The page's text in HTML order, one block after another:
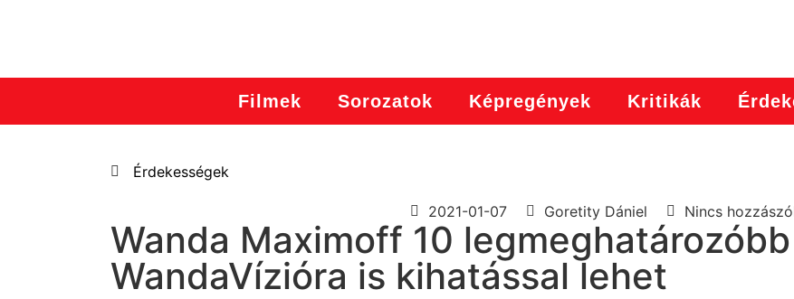
Filmek Sorozatok Képregények Kritikák
Érdekességek
2021-01-07 Goretity Dániel Nincs
Wanda Maximoff 10
WandaVízióra is kihatással lehet